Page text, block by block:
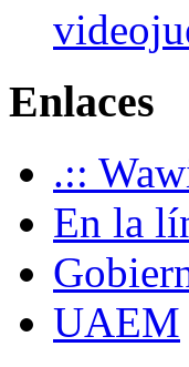
Enlaces
.::
En la
UAEM